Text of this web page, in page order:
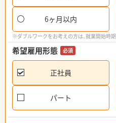
6ヶ月以内
※ダブルワークをお考えの方は、就業開始時
希望雇用形態 必須
正社員
パート